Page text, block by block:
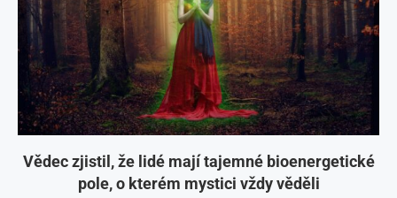
Vědec zjistil, že lidé mají tajemné bioenergetické
pole, o kterém mystici vždy věděli